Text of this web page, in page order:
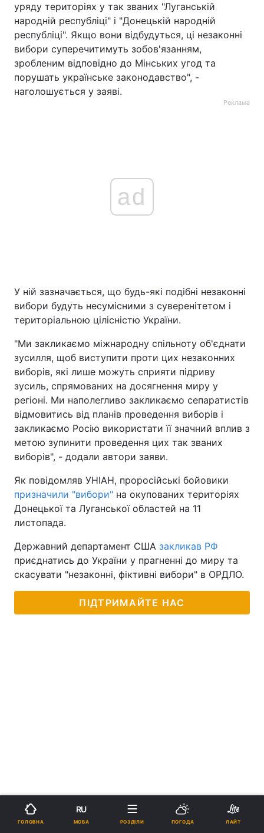
уряду територіях у так званих "Луганській
народній республіці" і "Донецькій народній
республіці". Якщо вони відбудуться, ці незаконні
вибори суперечитимуть зобов'язанням,
зробленим відповідно до Мінських угод та
порушать українське законодавство", -
наголошується у заяві.
Реклама
ad
У ній зазначається, що будь-які подібні незаконні
вибори будуть несумісними з суверенітетом і
територіальною цілісністю України.
"Ми закликаємо міжнародну спільноту об'єднати
зусилля, щоб виступити проти цих незаконних
виборів, які лише можуть сприяти підриву
зусиль, спрямованих на досягнення миру у
регіоні. Ми наполегливо закликаємо сепаратистів
відмовитись від планів проведення виборів і
закликаємо Росію використати її значний вплив з
метою зупинити проведення цих так званих
виборів", - додали автори заяви.
Як повідомляв УНІАН, проросійські бойовики
призначили "вибори" на окупованих територіях
Донецької та Луганської областей на 11
листопада.
Державний департамент США закликав РФ
приєднатись до України у прагненні до миру та
скасувати "незаконні, фіктивні вибори" в ОРДЛО.
ПІДТРИМАЙТЕ НАС
ГОЛОВНА
RU
МОВА РОЗДІЛИ ПОГОДА ЛАЙТ